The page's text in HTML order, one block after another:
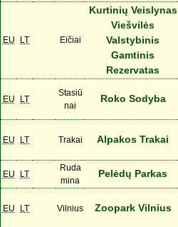
EU LT Eičiai
Kurtinių Veislynas
Viešvilės
Valstybinis
Gamtinis
Rezervatas
EU LT
Stasiū
nai
Roko Sodyba
EU LT Trakai Alpakos Trakai
EU LT
Ruda
mina
Pelėdų Parkas
EU LT Vilnius Zoopark Vilnius